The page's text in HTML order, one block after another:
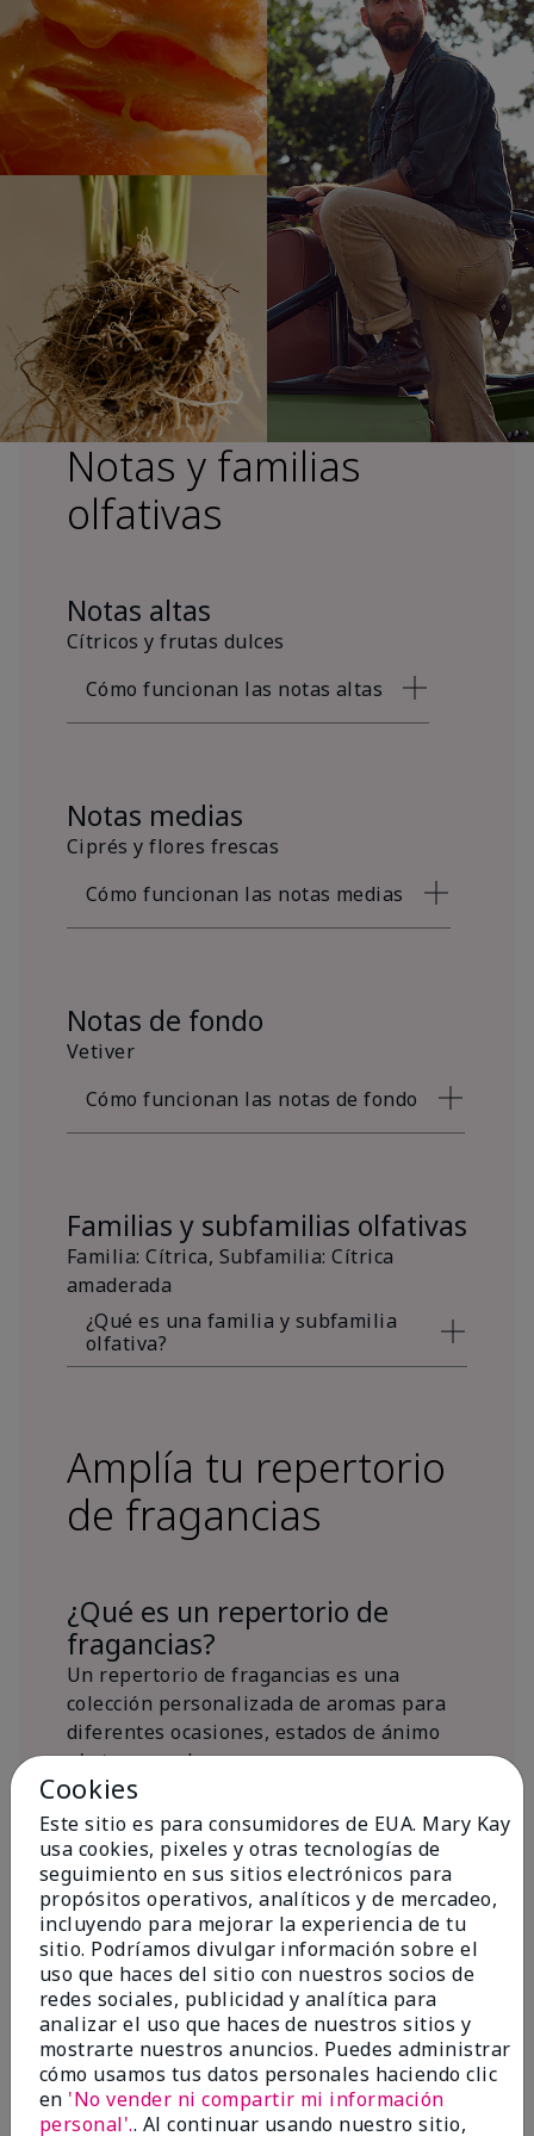
Notas y familias
olfativas
Notas altas
Cítricos y frutas dulces
Cómo funcionan las notas altas
Notas medias
Ciprés y flores frescas
Cómo funcionan las notas medias
Notas de fondo
Vetiver
Cómo funcionan las notas de fondo
Familias y subfamilias olfativas
Familia: Cítrica, Subfamilia: Cítrica
amaderada
¿Qué es una familia y subfamilia
olfativa?
Amplía tu repertorio
de fragancias
¿Qué es un repertorio de
fragancias?
Un repertorio de fragancias es una
colección personalizada de aromas para
diferentes ocasiones, estados de ánimo
y/o temporadas.
¿Dónde encaja la fragancia Mary
Kay® True Optimism™ Eau de
Parfum?
Inspiración de la
fragancia
Sobre Mary Kay® True Optimism™
Cookies
Este sitio es para consumidores de EUA. Mary Kay
usa cookies, pixeles y otras tecnologías de
seguimiento en sus sitios electrónicos para
propósitos operativos, analíticos y de mercadeo,
incluyendo para mejorar la experiencia de tu
sitio. Podríamos divulgar información sobre el
uso que haces del sitio con nuestros socios de
redes sociales, publicidad y analítica para
analizar el uso que haces de nuestros sitios y
mostrarte nuestros anuncios. Puedes administrar
cómo usamos tus datos personales haciendo clic
en 'No vender ni compartir mi información
personal'.. Al continuar usando nuestro sitio,